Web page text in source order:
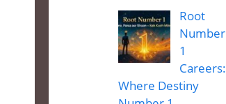
Root
Number
1
Careers:
Where Destiny